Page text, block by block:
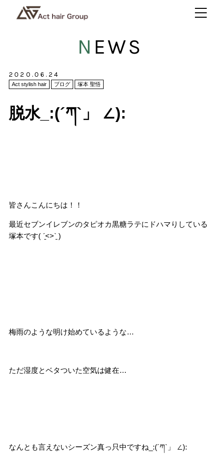
NEWS
2020.06.24
Act stylish hair ブログ 塚本 聖悟
脱水_:(´ཀ`」 ∠):
皆さんこんにちは！！
最近セブンイレブンのタピオカ黒糖ラテにドハマりしている
塚本です( ˊ̱˂˃ˋ̱ )
梅雨のような明け始めているような…
ただ湿度とベタついた空気は健在…
なんとも言えないシーズン真っ只中ですね_:(´ཀ`」 ∠):